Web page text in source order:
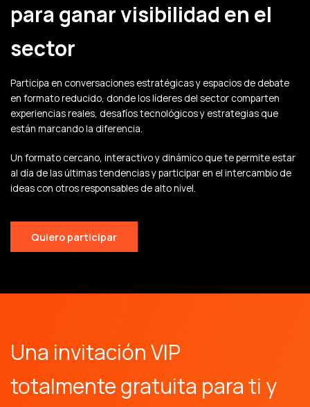
para ganar visibilidad en el
sector
Participa en conversaciones estratégicas y espacios de debate
en formato reducido, donde los líderes del sector comparten
experiencias reales, desafíos tecnológicos y estrategias que
están marcando la diferencia.
Un formato cercano, interactivo y dinámico que te permite estar
al día de las últimas tendencias y participar en el intercambio de
ideas con otros responsables de alto nivel.
Quiero participar
Una invitación VIP
totalmente gratuita para ti y